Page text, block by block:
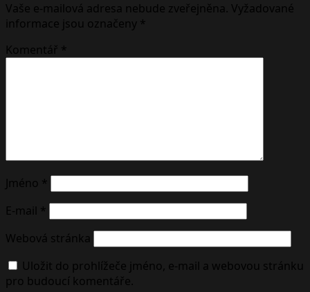
Vaše e-mailová adresa nebude zveřejněna. Vyžadované
informace jsou označeny *
Komentář *
Jméno *
E-mail *
Webová stránka
Uložit do prohlížeče jméno, e-mail a webovou stránku
pro budoucí komentáře.